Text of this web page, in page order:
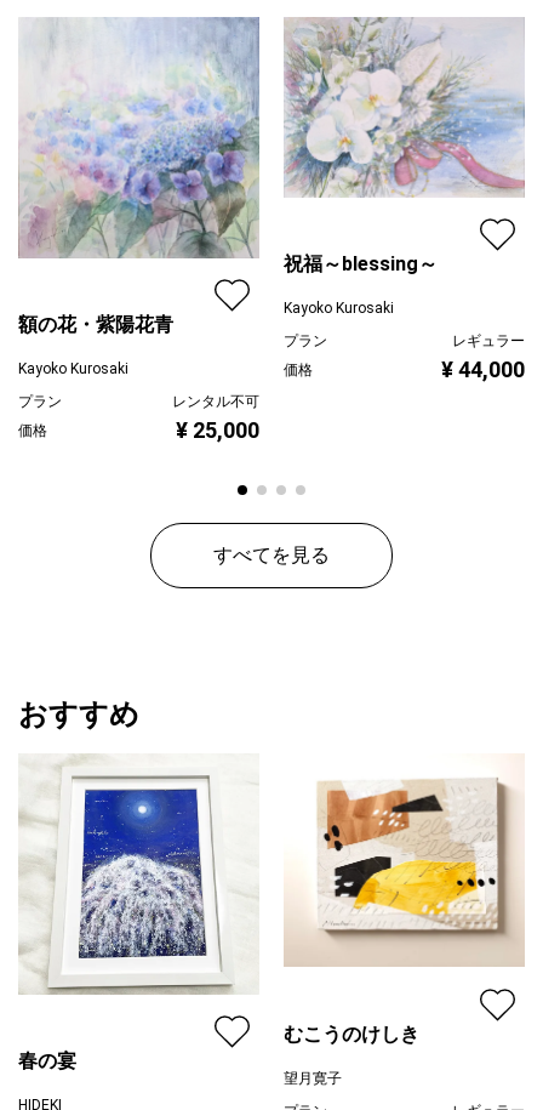
ピンク
ジャンル
花・植物
配送目安
二週間以内
額の花・紫陽花青
Kayoko Kurosaki
プラン
レンタル不可
価格
¥ 25,000
祝福～blessing～
Kayoko Kurosaki
プラン
レギュラー
価格
¥ 44,000
すべてを見る
おすすめ
春の宴
HIDEKI
むこうのけしき
望月寛子